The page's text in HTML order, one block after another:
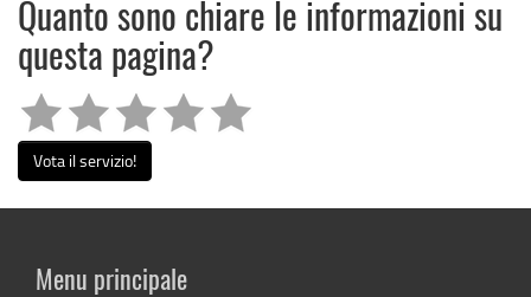
Quanto sono chiare le informazioni su
questa pagina?
Vota il servizio!
Menu principale